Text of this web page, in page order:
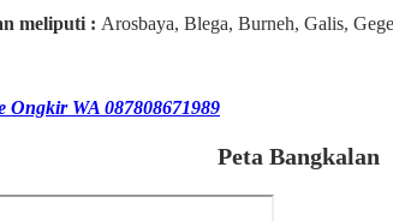
meliputi : Arosbaya, Blega, Burneh, Galis,
WA 087808671989
Peta Bangkalan